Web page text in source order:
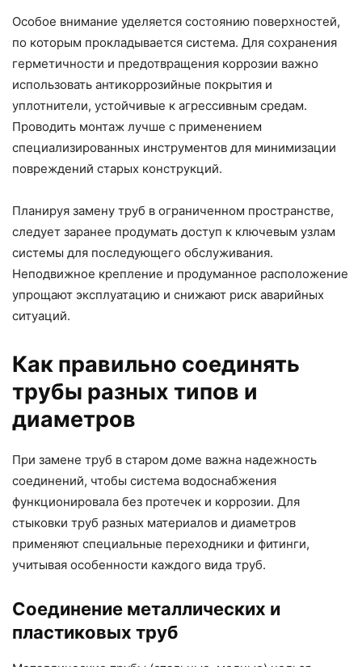
Особое внимание уделяется состоянию поверхностей,
по которым прокладывается система. Для сохранения
герметичности и предотвращения коррозии важно
использовать антикоррозийные покрытия и
уплотнители, устойчивые к агрессивным средам.
Проводить монтаж лучше с применением
специализированных инструментов для минимизации
повреждений старых конструкций.
Планируя замену труб в ограниченном пространстве,
следует заранее продумать доступ к ключевым узлам
системы для последующего обслуживания.
Неподвижное крепление и продуманное расположение
упрощают эксплуатацию и снижают риск аварийных
ситуаций.
Как правильно соединять
трубы разных типов и
диаметров
При замене труб в старом доме важна надежность
соединений, чтобы система водоснабжения
функционировала без протечек и коррозии. Для
стыковки труб разных материалов и диаметров
применяют специальные переходники и фитинги,
учитывая особенности каждого вида труб.
Соединение металлических и
пластиковых труб